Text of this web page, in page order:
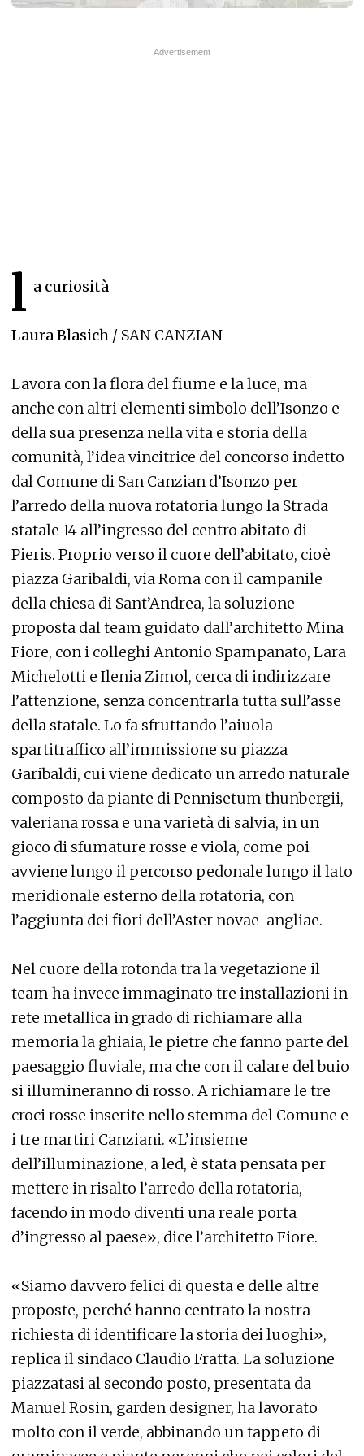
l a curiosità
Laura Blasich / SAN CANZIAN
Lavora con la flora del fiume e la luce, ma
anche con altri elementi simbolo dell’Isonzo e
della sua presenza nella vita e storia della
comunità, l’idea vincitrice del concorso indetto
dal Comune di San Canzian d’Isonzo per
l’arredo della nuova rotatoria lungo la Strada
statale 14 all’ingresso del centro abitato di
Pieris. Proprio verso il cuore dell’abitato, cioè
piazza Garibaldi, via Roma con il campanile
della chiesa di Sant’Andrea, la soluzione
proposta dal team guidato dall’architetto Mina
Fiore, con i colleghi Antonio Spampanato, Lara
Michelotti e Ilenia Zimol, cerca di indirizzare
l’attenzione, senza concentrarla tutta sull’asse
della statale. Lo fa sfruttando l’aiuola
spartitraffico all’immissione su piazza
Garibaldi, cui viene dedicato un arredo naturale
composto da piante di Pennisetum thunbergii,
valeriana rossa e una varietà di salvia, in un
gioco di sfumature rosse e viola, come poi
avviene lungo il percorso pedonale lungo il lato
meridionale esterno della rotatoria, con
l’aggiunta dei fiori dell’Aster novae-angliae.
Nel cuore della rotonda tra la vegetazione il
team ha invece immaginato tre installazioni in
rete metallica in grado di richiamare alla
memoria la ghiaia, le pietre che fanno parte del
paesaggio fluviale, ma che con il calare del buio
si illumineranno di rosso. A richiamare le tre
croci rosse inserite nello stemma del Comune e
i tre martiri Canziani. «L’insieme
dell’illuminazione, a led, è stata pensata per
mettere in risalto l’arredo della rotatoria,
facendo in modo diventi una reale porta
d’ingresso al paese», dice l’architetto Fiore.
«Siamo davvero felici di questa e delle altre
proposte, perché hanno centrato la nostra
richiesta di identificare la storia dei luoghi»,
replica il sindaco Claudio Fratta. La soluzione
piazzatasi al secondo posto, presentata da
Manuel Rosin, garden designer, ha lavorato
molto con il verde, abbinando un tappeto di